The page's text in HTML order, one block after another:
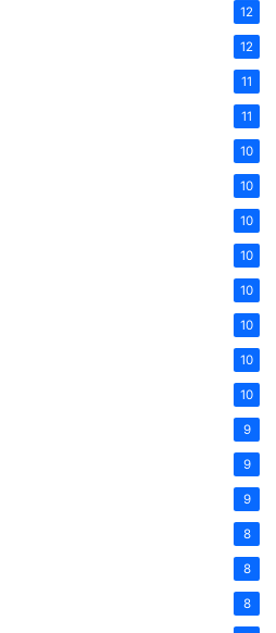
12
12
11
11
10
10
10
10
10
10
10
10
9
9
9
8
8
8